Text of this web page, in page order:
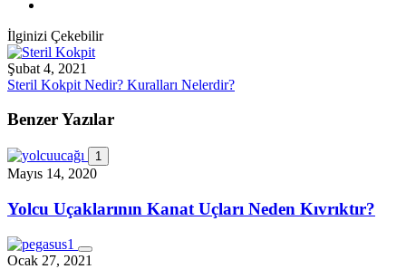
İlginizi Çekebilir
Şubat 4, 2021
Steril Kokpit Nedir? Kuralları Nelerdir?
Benzer Yazılar
1
Mayıs 14, 2020
Yolcu Uçaklarının Kanat Uçları Neden Kıvrıktır?
Ocak 27, 2021